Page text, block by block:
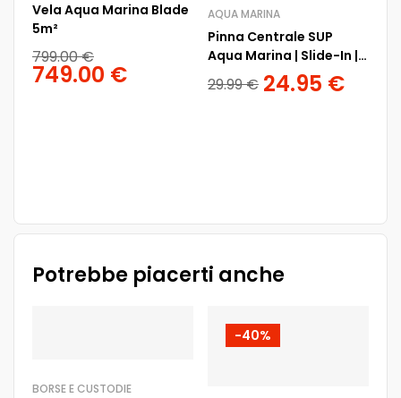
Vela Aqua Marina Blade
5m²
799.00€
749.00 €
AQUA MARINA
Pinna Centrale SUP
Aqua Marina | Slide-In |
22 x 18 cm
29.99€ 24.95 €
Potrebbe piacerti anche
BORSE E CUSTODIE
-40%